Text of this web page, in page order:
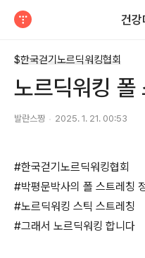
건강
$한국걷기노르딕워킹협회
노르딕워킹 폴
발란스짱 2025. 1. 21. 00:53
#한국걷기노르딕워킹협회
#박평문박사의 폴 스트레칭
#노르딕워킹 스틱 스트레칭
#그래서 노르딕워킹 합니다